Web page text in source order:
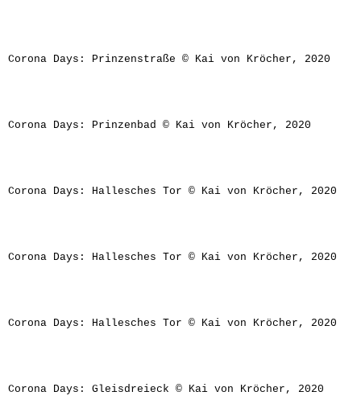
Corona Days: Prinzenstraße © Kai von Kröcher, 2020
Corona Days: Prinzenbad © Kai von Kröcher, 2020
Corona Days: Hallesches Tor © Kai von Kröcher, 2020
Corona Days: Hallesches Tor © Kai von Kröcher, 2020
Corona Days: Hallesches Tor © Kai von Kröcher, 2020
Corona Days: Gleisdreieck © Kai von Kröcher, 2020